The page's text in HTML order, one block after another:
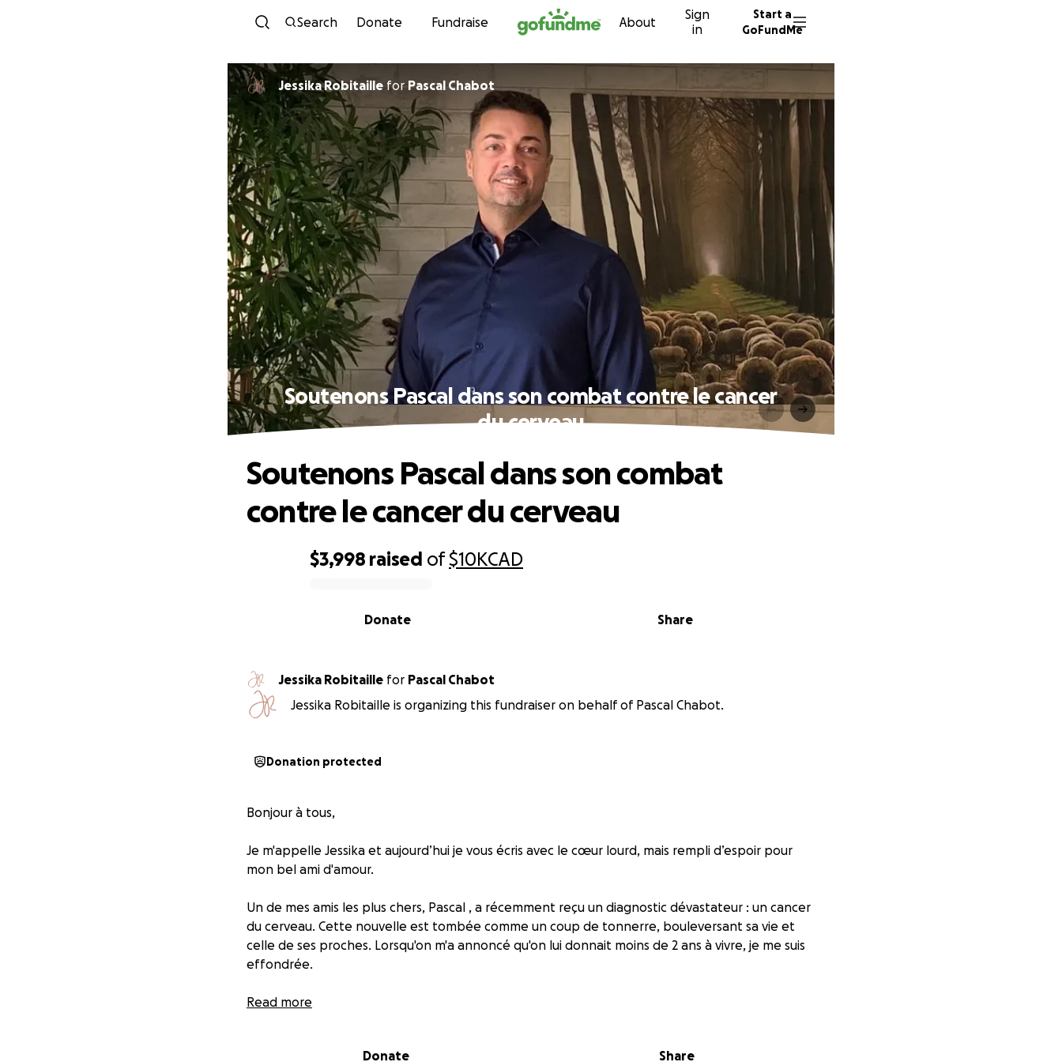
Skip to content
Search Donate Fundraise About
Sign
in
Start a
GoFundMe
Jessika Robitaille for Pascal Chabot
Soutenons Pascal dans son combat contre le cancer
du cerveau
$3,998 raised of$10KCAD
Share
Donate
Soutenons Pascal dans son combat
contre le cancer du cerveau
Jessika Robitaille for
Pascal Chabot
Jessika Robitaille is organizing this fundraiser on behalf of Pascal Chabot.
Donation protected
Bonjour à tous,
Je m'appelle Jessika et aujourd’hui je vous écris avec le cœur lourd, mais rempli d’espoir pour
mon bel ami d'amour.
Un de mes amis les plus chers, Pascal , a récemment reçu un diagnostic dévastateur : un cancer
du cerveau. Cette nouvelle est tombée comme un coup de tonnerre, bouleversant sa vie et
celle de ses proches. Lorsqu'on m'a annoncé qu'on lui donnait moins de 2 ans à vivre, je me suis
effondrée.
Pascal est une personne lumineuse et généreuse, toujours là pour les autres. Il a toujours été là
Aujourd’hui, c’est à notre tour d’être là pour lui. Il fait face à un combat difficile, avec des
Read more
Donate Share